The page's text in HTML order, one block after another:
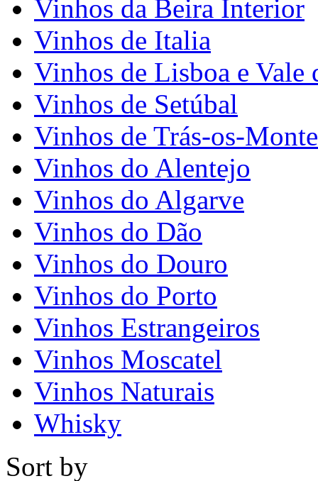
Vinhos da Beira Interior
Vinhos de Italia
Vinhos de Lisboa e Vale
Vinhos de Setúbal
Vinhos de Trás-os-
Vinhos do Alentejo
Vinhos do Algarve
Vinhos do Dão
Vinhos do Douro
Vinhos do Porto
Vinhos Estrangeiros
Vinhos Moscatel
Vinhos Naturais
Whisky
Sort by